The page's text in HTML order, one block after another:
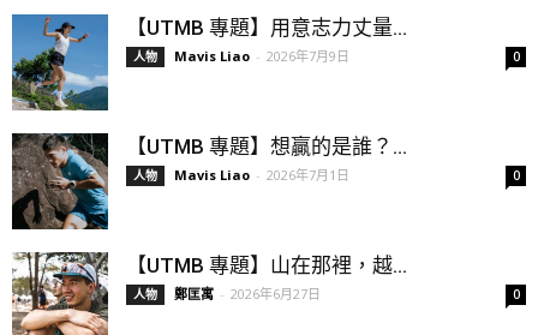
【UTMB 專題】用意志力丈量...
人物 Mavis Liao - 2026年7月9日 0
【UTMB 專題】想贏的是誰？...
人物 Mavis Liao - 2026年7月1日 0
【UTMB 專題】山在那裡，越...
人物 鄭匡寓 - 2026年6月27日 0